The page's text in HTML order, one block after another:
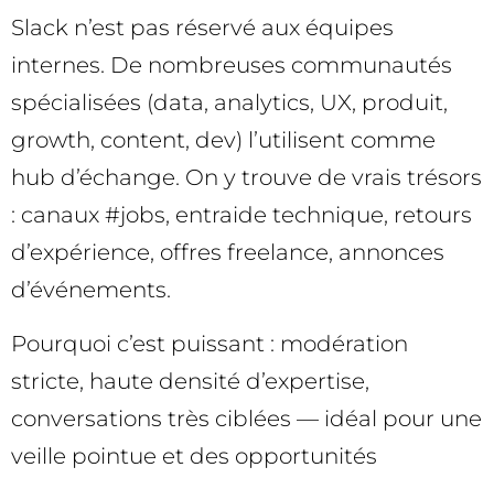
Slack n’est pas réservé aux équipes
internes. De nombreuses communautés
spécialisées (data, analytics, UX, produit,
growth, content, dev) l’utilisent comme
hub d’échange. On y trouve de vrais trésors
: canaux #jobs, entraide technique, retours
d’expérience, offres freelance, annonces
d’événements.
Pourquoi c’est puissant : modération
stricte, haute densité d’expertise,
conversations très ciblées — idéal pour une
veille pointue et des opportunités